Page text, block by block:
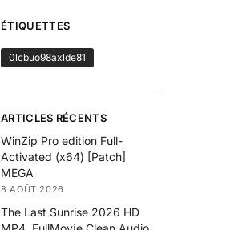
ÉTIQUETTES
0lcbuo98axlde81
ARTICLES RÉCENTS
WinZip Pro edition Full-
Activated (x64) [Patch]
MEGA
8 AOÛT 2026
The Last Sunrise 2026 HD